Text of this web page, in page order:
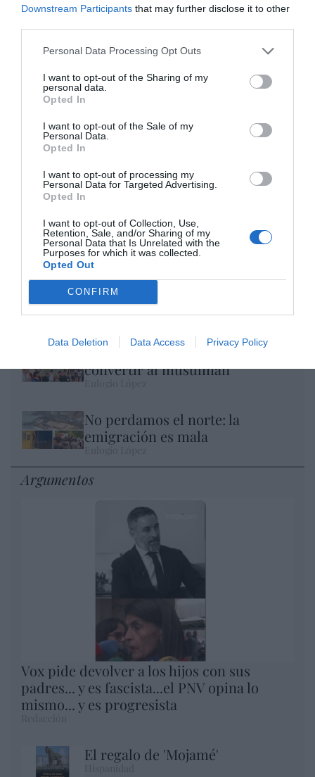
Downstream Participants that may further disclose it to other
Personal Data Processing Opt Outs
I want to opt-out of the Sharing of my
personal data.
Opted In
I want to opt-out of the Sale of my
Personal Data.
Opted In
I want to opt-out of processing my
Personal Data for Targeted Advertising.
Opted In
I want to opt-out of Collection, Use,
Retention, Sale, and/or Sharing of my
Personal Data that Is Unrelated with the
Purposes for which it was collected.
Opted Out
CONFIRM
Data Deletion Data Access Privacy Policy
Artículos anteriores
Opinión
Enormes minucias
por Eulogio López
El IBEX 35 cerró la sesión del miércoles en
los 20.057 puntos, un nuevo récord
Eulogio López
Ceuta. Nuestra Señora de África:
convertir al musulmán
No perdamos el norte: la
emigración es mala
Argumentos
Vox pide devolver a los hijos con sus
padres... y es fascista...el PNV opina lo
mismo... y es progresista
El regalo de 'Mojamé'